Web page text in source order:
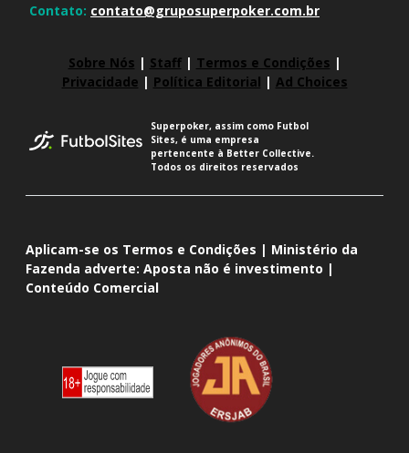
Contato: contato@gruposuperpoker.com.br
Sobre Nós | Staff| Termos e Condições |
Privacidade | Política Editorial | Ad Choices
Superpoker, assim como Futbol
Sites, é uma empresa
pertencente à Better Collective.
Todos os direitos reservados
Aplicam-se os Termos e Condições | Ministério da
Fazenda adverte: Aposta não é investimento |
Conteúdo Comercial